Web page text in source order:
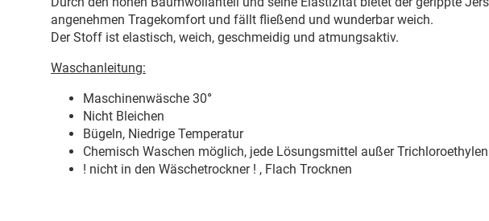
angenehmen Tragekomfort und fällt fließend und wunderbar weich.
Der Stoff ist elastisch, weich, geschmeidig und atmungsaktiv.
Waschanleitung:
Maschinenwäsche 30°
Nicht Bleichen
Bügeln, Niedrige Temperatur
Chemisch Waschen möglich, jede Lösungsmittel außer Trichloroethylen
! nicht in den Wäschetrockner ! , Flach Trocknen